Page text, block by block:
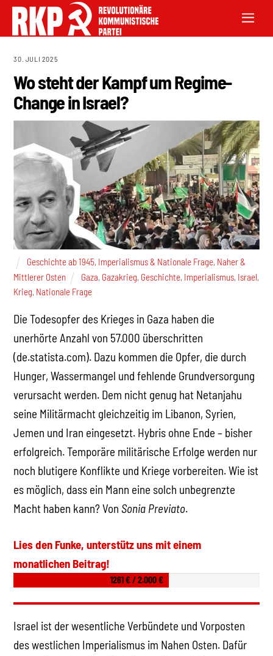
30. JULI 2025
Wo steht der Kampf um Regime-
Change in Israel?
Geschichte ab 1945, Imperialismus & Nationale Frage, Naher &
Mittlerer Osten
Gaza, Gazakrieg, Geschichte, Imperialismus, Israel,
Krieg, Nationale Frage
Die Todesopfer des Krieges in Gaza haben die
unerhörte Anzahl von 57.000 überschritten
(de.statista.com). Dazu kommen die Opfer, die durch
Hunger, Wassermangel und fehlende Grundversorgung
verursacht werden. Dem nicht genug hat Netanjahu
seine Militärmacht gleichzeitig im Libanon, Syrien,
Jemen und Iran eingesetzt. Hybris ohne Ende – bisher
erfolgreich. Temporäre militärische Erfolge werden nur
noch blutigere Konflikte und Kriege vorbereiten. Wie ist
es möglich, dass ein Mann eine solch unbegrenzte
Macht haben kann?Von Sonia Previato.
Lies den Funke, unterstütz uns mit einem
monatlichen Beitrag!
1261 € / 2.000 €
Israel ist der wesentliche Verbündete und Vorposten
des westlichen Imperialismus im Nahen Osten. Dafür